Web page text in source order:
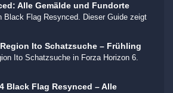
Alle Gemälde und Fundorte
Black Flag Resynced. Dieser Guide zeigt
Ito Schatzsuche – Frühling
Ito Schatzsuche in Forza Horizon 6.
Black Flag Resynced – Alle